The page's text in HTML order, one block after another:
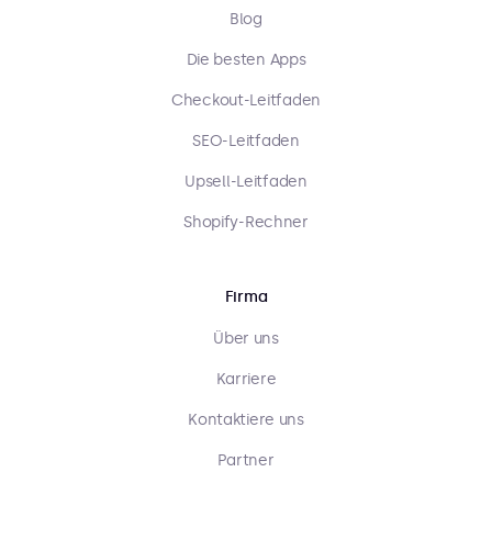
Blog
Die besten Apps
Checkout-Leitfaden
SEO-Leitfaden
Upsell-Leitfaden
Shopify-Rechner
Firma
Über uns
Karriere
Kontaktiere uns
Partner